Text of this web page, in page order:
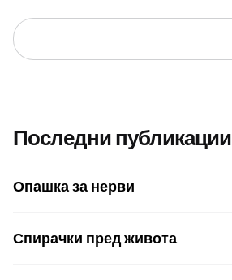
Последни публикации
Опашка за нерви
Спирачки пред живота